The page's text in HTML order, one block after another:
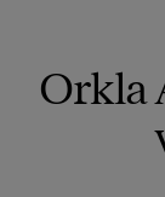
Orkla